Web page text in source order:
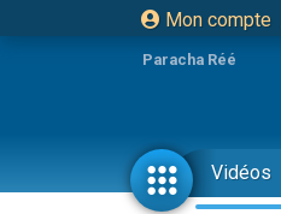
Mon compte
Paracha Réé
Vidéos